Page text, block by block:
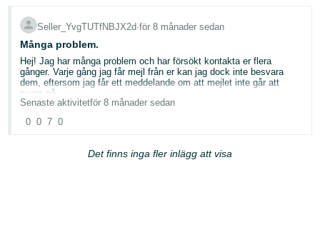
Seller_YvgTUTfNBJX2d∙för 8 månader sedan
Många problem.
Hej! Jag har många problem och har försökt kontakta er flera
gånger. Varje gång jag får mejl från er kan jag dock inte besvara
dem, eftersom jag får ett meddelande om att mejlet inte går att
svara på.
Jag har försökt ändra min försäljningsplan från professionell till
professionell, trots att jag vill ha endast individuell.
Senaste aktivitetför 8 månader sedan
0 0 7 0
Det finns inga fler inlägg att visa